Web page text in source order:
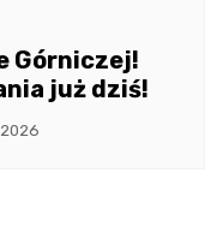
Górniczej!
już dziś!